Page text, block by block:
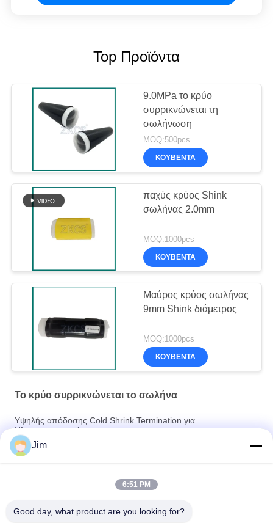
Top Προϊόντα
9.0MPa το κρύο
συρρικνώνεται τη
σωλήνωση
MOQ:500pcs
ΚΟΥΒΈΝΤΑ
παχύς κρύος Shink
σωλήνας 2.0mm
MOQ:1000pcs
ΚΟΥΒΈΝΤΑ
Μαύρος κρύος σωλήνας
9mm Shink διάμετρος
MOQ:1000pcs
ΚΟΥΒΈΝΤΑ
Το κρύο συρρικνώνεται το σωλήνα
Υψηλής απόδοσης Cold Shrink Termination για
Ηλεκτρομηχανική
Ανθεκτικό στην υπεριώδη ακτινοβολία, ανθεκτικό στο όζον, 4x
διαστολή - Σωλήνας ψυχρής συρρίκνωσης σιλικόνης
Σιλικόνιο σωλήνες ψυχρής συρρίκνωσης για σφράγιση
Jim
6:51 PM
Good day, what product are you looking for?